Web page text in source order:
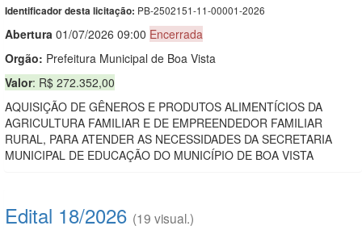
Identificador desta licitação: PB-2502151-11-00001-2026
Abertura 01/07/2026 09:00 Encerrada
Orgão: Prefeitura Municipal de Boa Vista
Valor: R$ 272.352,00
AQUISIÇÃO DE GÊNEROS E PRODUTOS ALIMENTÍCIOS DA
AGRICULTURA FAMILIAR E DE EMPREENDEDOR FAMILIAR
RURAL, PARA ATENDER AS NECESSIDADES DA SECRETARIA
MUNICIPAL DE EDUCAÇÃO DO MUNICÍPIO DE BOA VISTA
Edital 18/2026 (19 visual.)